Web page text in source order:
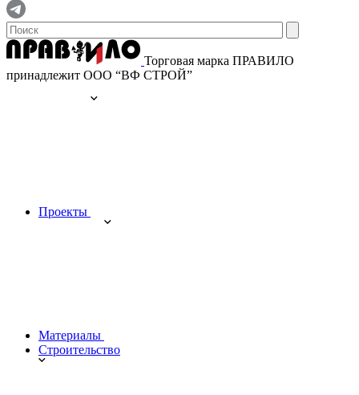
Торговая марка ПРАВИЛО
принадлежит ООО “ВФ СТРОЙ”
Проекты
Материалы
Строительство